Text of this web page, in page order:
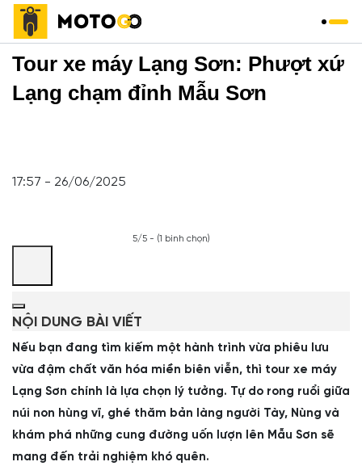
Trang chủ » Tour»
Tour xe máy Lạng Sơn: Phượt xứ
Lạng chạm đỉnh Mẫu Sơn
17:57 - 26/06/2025
5/5 - (1 bình chọn)
NỘI DUNG BÀI VIẾT
Nếu bạn đang tìm kiếm một hành trình vừa phiêu lưu
vừa đậm chất văn hóa miền biên viễn, thì tour xe máy
Lạng Sơn chính là lựa chọn lý tưởng. Tự do rong ruổi giữa
núi non hùng vĩ, ghé thăm bản làng người Tày, Nùng và
khám phá những cung đường uốn lượn lên Mẫu Sơn sẽ
mang đến trải nghiệm khó quên.